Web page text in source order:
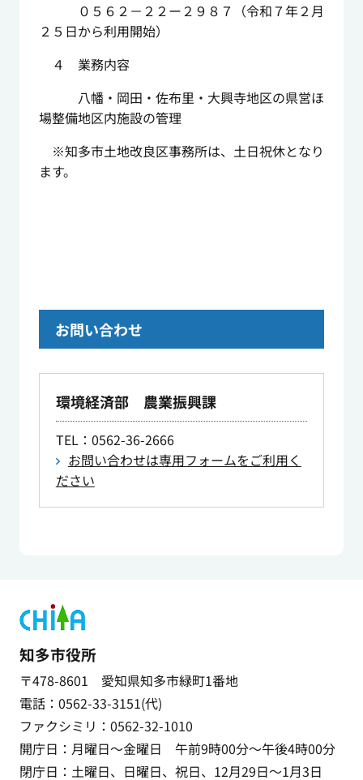
０５６２－２２ー２９８７（令和７年２月
２５日から利用開始）
４ 業務内容
八幡・岡田・佐布里・大興寺地区の県営ほ
場整備地区内施設の管理
※知多市土地改良区事務所は、土日祝休となり
ます。
お問い合わせ
環境経済部 農業振興課
TEL：0562-36-2666
お問い合わせは専用フォームをご利用く
ださい
知多市役所
〒478-8601 愛知県知多市緑町1番地
電話：0562-33-3151(代)
ファクシミリ：0562-32-1010
開庁日：月曜日～金曜日 午前9時00分～午後4時00分
閉庁日：土曜日、日曜日、祝日、12月29日～1月3日